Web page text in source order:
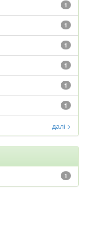
1
1
1
1
1
1
далі >
1